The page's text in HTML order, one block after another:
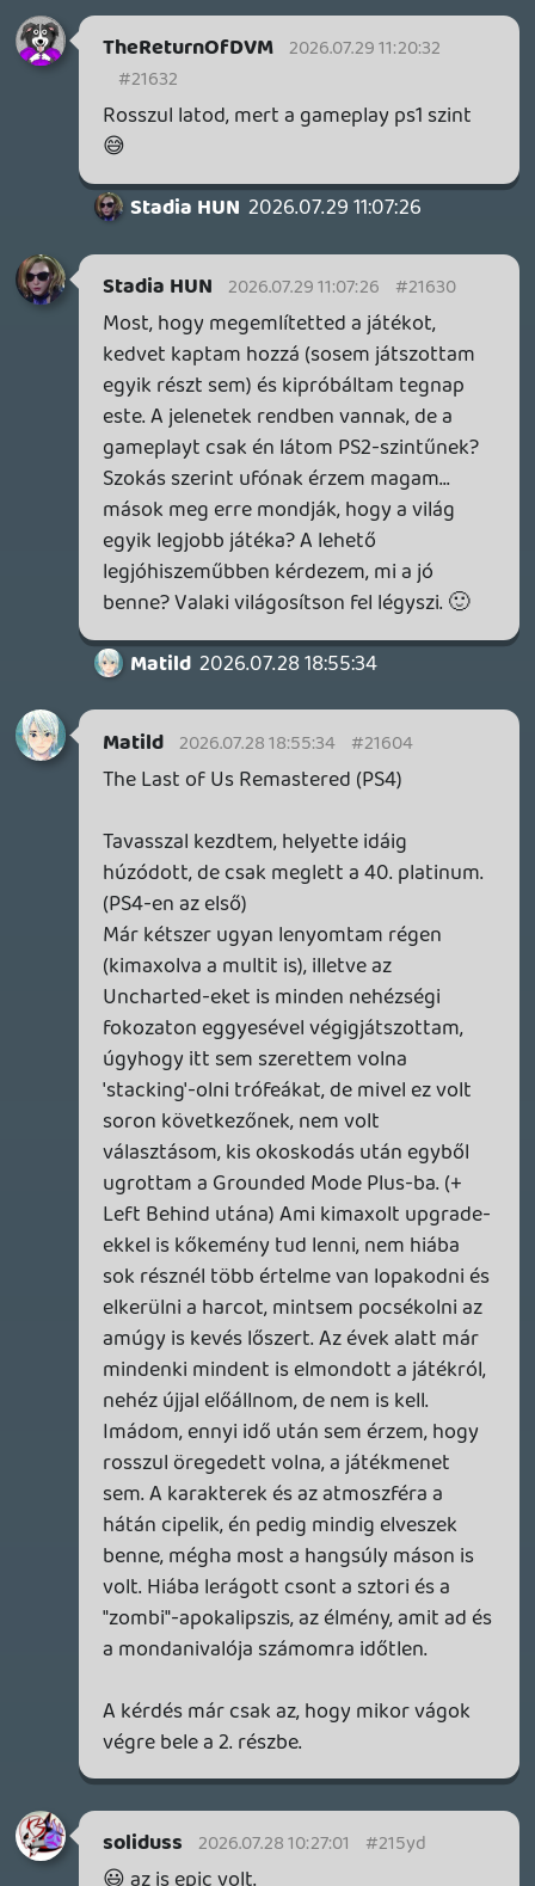
Eszembe juttatja azokat az időket, amikor
videóban gyönyörködjünk. Persze
akkoriban ezek még köszönőviszonyban
sem álltak a tényleges játék grafikai
minőségével.
Necroman Mk2 2026.07.27 12:53:30 #215v8
Agent64 demo
Írnám, hogy mennyire ronda, de mert a
készítők szándékosan másolták az N64-es
GoldenEye kinézetét, ezért ezt nem
veszem hibának. Amúgy egy old school
FPS lineráis pályákkal, ahol ugyan az
ellenfelek pár golyótól elhullnak, de te
magad is
. Nehezítés viszont, hogy nem
csak nem töltődik vissza az életed, hanem
HP csomag sincs nagyon a pályán; és
mivel menteni se lehet, ezért kihívást is
jelent egy-egy szint megcsinálásáa.
Tetszett viszont, hogy a bal egérgombnál
ironsight helyett egy célkeresztet kapunk,
amivel rail shooter módjára lehet vele
jellemezhető a már említett retro cuccon
túl, hogy a Superhot találkozik a Hotline
Miamival.
A két pályás demó még augusztusig
elérhető, megjelenés AUG 11-én.
Stadia HUN 2026.07.27 10:37:21 #215v2
Coffee Talk Tokyo
Visszatért a kedvenc comfort game-em,
egy fárasztó nap után leülni egy kávéval,
meghallgatni a vendégek ügyes-bajos
dolgait és problémáit. Teljesen kikapcsol a
lo-fi zene és a játék barátságos világa.
Kicsit lehúzós módon külön dlc-be került
egy kb 5 perces prológus, úgy látszik ez
egyfajta új standard a játékok árazására,
de mindegy, most akcióban a teljes bundle
olcsóbb volt, mint maga az alapjáték.
soliduss 2026.07.27 08:27:43 #215up
Nálam is nehezen indúlt.... de olyan 3-4 óra
és a végére egy nagyon jó kis történet
kerekedik ebből.
DenguriGaeshi